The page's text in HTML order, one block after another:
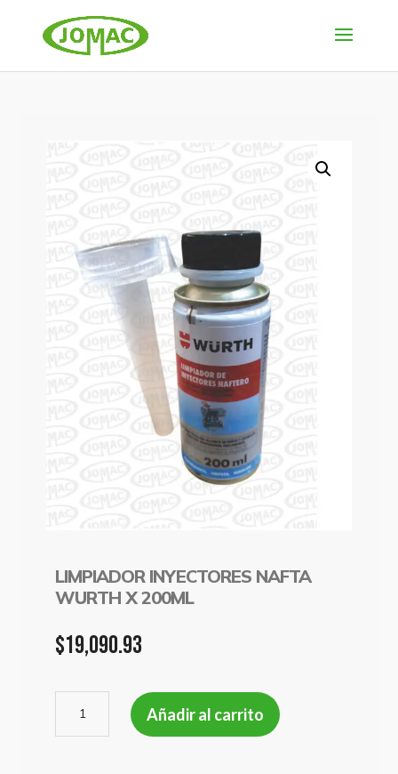
LIMPIADOR INYECTORES NAFTA
WURTH X 200ML
$19,090.93
LIMPIADOR
INYECTORES
NAFTA
Añadir al carrito